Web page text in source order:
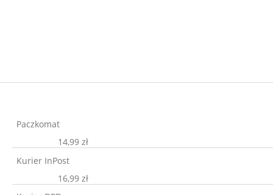
Paczkomat
14,99 zł
Kurier InPost
16,99 zł